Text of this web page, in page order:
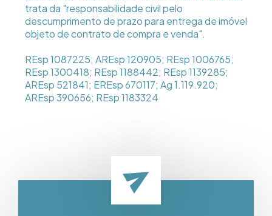
trata da "responsabilidade civil pelo
descumprimento de prazo para entrega de imóvel
objeto de contrato de compra e venda".
REsp 1087225; AREsp 120905; REsp 1006765;
REsp 1300418; REsp 1188442; REsp 1139285;
AREsp 521841; EREsp 670117; Ag 1.119.920;
AREsp 390656; REsp 1183324